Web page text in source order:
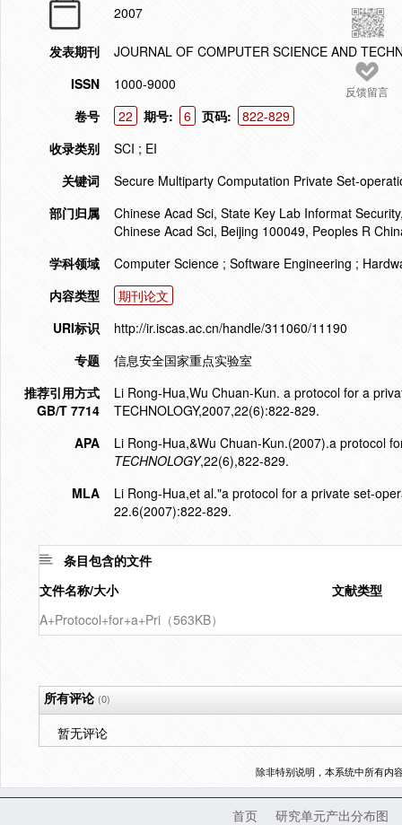
反馈留言
2007
发表期刊
JOURNAL OF COMPUTER SCIENCE AND
ISSN
1000-9000
卷号
22 期号: 6 页码:
822-829
收录类别
SCI ; EI
关键词
Secure Multiparty Computation Private Set-
部门归属
Chinese Acad Sci, State Key Lab Informat
Chinese Acad Sci, Beijing 100049, Peoples R
学科领域
Computer Science ; Software Engineering ;
内容类型
期刊论文
URI标识
http://ir.iscas.ac.cn/handle/311060/11190
专题
信息安全国家重点实验室
推荐引用方式
GB/T 7714
Li Rong-Hua,Wu Chuan-Kun. a protocol for a
TECHNOLOGY,2007,22(6):822-829.
APA
Li Rong-Hua,&Wu Chuan-Kun.(2007).a protocol
TECHNOLOGY,22(6),822-829.
MLA
Li Rong-Hua,et al."a protocol for a private set-
22.6(2007):822-829.
条目包含的文件
文件名称/大小
文献类型
A+Protocol+for+a+Pri（563KB）
所有评论(0)
暂无评论
除非特别说明，本系统中所有内
首页 研究单元产出分布图